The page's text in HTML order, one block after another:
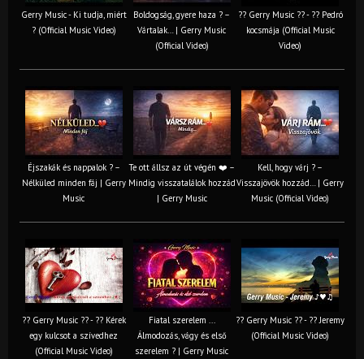
Gerry Music - Ki tudja, miért
? (Official Music Video)
Boldogság, gyere haza ? –
Vártalak… | Gerry Music
(Official Video)
?? Gerry Music ?? - ?? Pedró
kocsmája (Official Music
Video)
Éjszakák és nappalok ? –
Nélküled minden fáj | Gerry
Music
Te ott állsz az út végén ❤️ –
Mindig visszatalálok hozzád
| Gerry Music
Kell, hogy várj ? –
Visszajövök hozzád… | Gerry
Music (Official Video)
?? Gerry Music ?? - ?? Kérek
egy kulcsot a szívedhez
(Official Music Video)
Fiatal szerelem ...
Álmodozás, vágy és első
szerelem ? | Gerry Music
?? Gerry Music ?? - ?? Jeremy
(Official Music Video)